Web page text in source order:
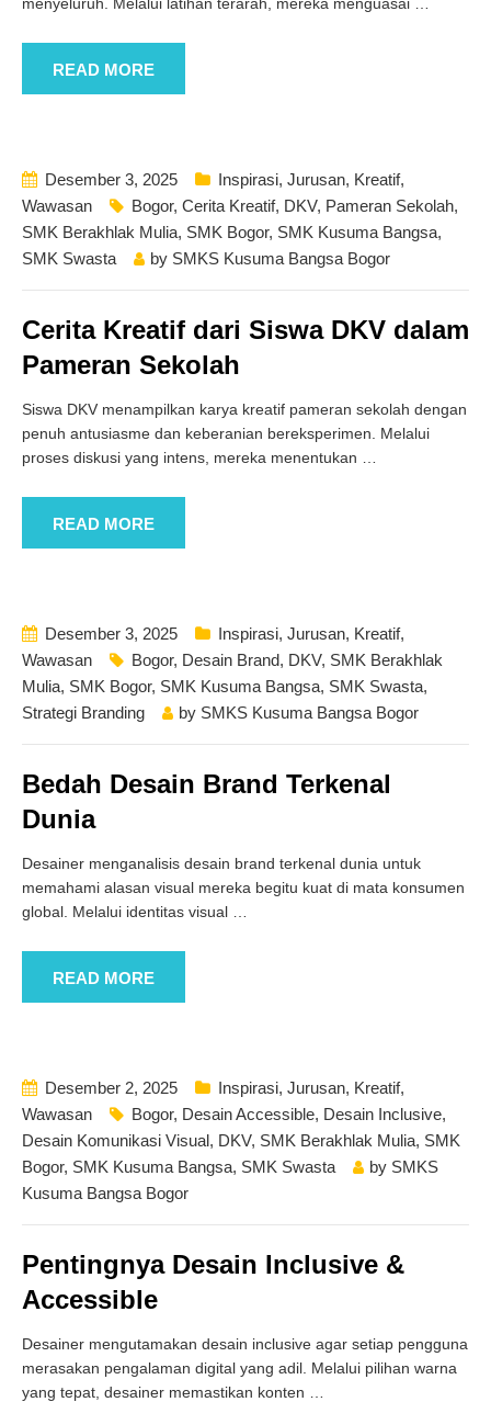
READ MORE
Desember 3, 2025 Inspirasi, Jurusan, Kreatif,
Wawasan
Bogor, Cerita Kreatif, DKV, Pameran Sekolah,
SMK Berakhlak Mulia, SMK Bogor, SMK Kusuma Bangsa,
SMK Swasta
by SMKS Kusuma Bangsa Bogor
Cerita Kreatif dari Siswa DKV dalam
Pameran Sekolah
Siswa DKV menampilkan karya kreatif pameran sekolah dengan
penuh antusiasme dan keberanian bereksperimen. Melalui
proses diskusi yang intens, mereka menentukan
READ MORE
Desember 3, 2025 Inspirasi, Jurusan, Kreatif,
Wawasan
Bogor, Desain Brand, DKV, SMK Berakhlak
Mulia, SMK Bogor, SMK Kusuma Bangsa, SMK Swasta,
Strategi Branding
by SMKS Kusuma Bangsa Bogor
Bedah Desain Brand Terkenal
Dunia
Desainer menganalisis desain brand terkenal dunia untuk
memahami alasan visual mereka begitu kuat di mata konsumen
global. Melalui identitas visual
READ MORE
Desember 2, 2025 Inspirasi, Jurusan, Kreatif,
Wawasan
Bogor, Desain Accessible, Desain Inclusive,
Desain Komunikasi Visual, DKV, SMK Berakhlak Mulia, SMK
Bogor, SMK Kusuma Bangsa, SMK Swasta by SMKS
Kusuma Bangsa Bogor
Pentingnya Desain Inclusive &
Accessible
Desainer mengutamakan desain inclusive agar setiap pengguna
merasakan pengalaman digital yang adil. Melalui pilihan warna
yang tepat, desainer memastikan konten